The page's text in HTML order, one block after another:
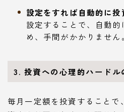
設定をすれば自動的に投
設定することで、自動
め、手間がかかりません。
3. 投資への心理的ハードル
毎月一定額を投資すること